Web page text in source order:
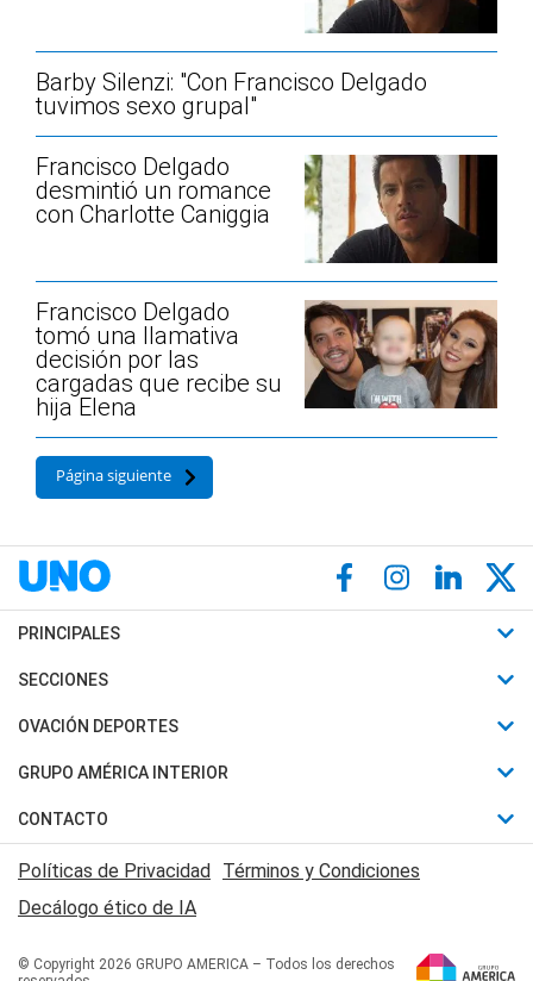
Barby Silenzi: "Con Francisco Delgado
tuvimos sexo grupal"
Francisco Delgado
desmintió un romance
con Charlotte Caniggia
Francisco Delgado
tomó una llamativa
decisión por las
cargadas que recibe su
hija Elena
Página siguiente
PRINCIPALES
Últimas Noticias
Política
Judiciales
Economia
SECCIONES
Horóscopo
Motores
Trucos caseros
Series y Películas
Edictos y Solicitadas
OVACIÓN DEPORTES
Fútbol
Mundial
Automovilismo
Rugby
Básquet
GRUPO AMÉRICA INTERIOR
Canal 7 en Vivo
San Juan 8
CONTACTO
Acerca de Nosotros
Contactanos
Políticas de Privacidad Términos y Condiciones
Decálogo ético de IA
© Copyright 2026 GRUPO AMERICA – Todos los derechos